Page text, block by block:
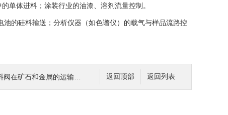
体进料；涂装行业的油漆、溶剂流量控制。
的硅料输送；分析仪器（如色谱仪）的载气与样品流路控
返回列表
返回顶部
矿石和金属的运输中的作用